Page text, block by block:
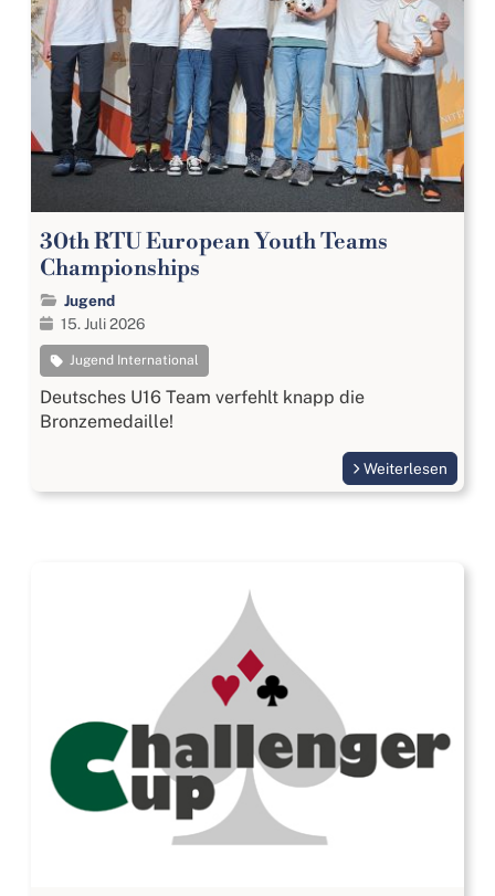
30th RTU European Youth Teams
Championships
Jugend
15. Juli 2026
Jugend International
Deutsches U16 Team verfehlt knapp die
Bronzemedaille!
Weiterlesen